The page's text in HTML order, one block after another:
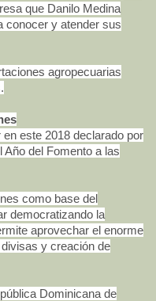
que Danilo Medina
conocer y atender sus
agropecuarias
este 2018 declarado por
del Fomento a las
como base del
democratizando la
aprovechar el enorme
y creación de
Dominicana de